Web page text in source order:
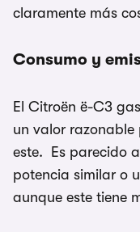
claramente más
Consumo y
El Citroën ë-C3
un valor
este. Es parecido
potencia similar o
aunque este tiene